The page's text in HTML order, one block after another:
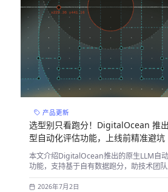
产品更新
选型别只看跑分！DigitalOcean 推
型自动化评估功能，上线前精准避坑
本文介绍DigitalOcean推出的原生LLM自
功能，支持基于自有数据跑分，助技术团队
精准避坑。
2026年7月2日